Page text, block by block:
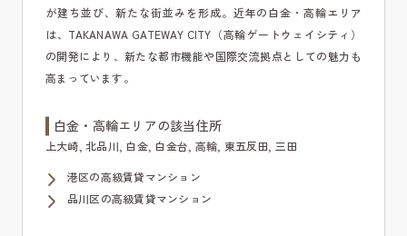
が建ち並び、新たな街並みを形成。近年の白金・高輪エリア
は、TAKANAWA GATEWAY CITY（高輪ゲートウェイシティ）
の開発により、新たな都市機能や国際交流拠点としての魅力も
高まっています。
白金・高輪エリアの該当住所
上大崎, 北品川, 白金, 白金台, 高輪, 東五反田, 三田
港区の高級賃貸マンション
品川区の高級賃貸マンション